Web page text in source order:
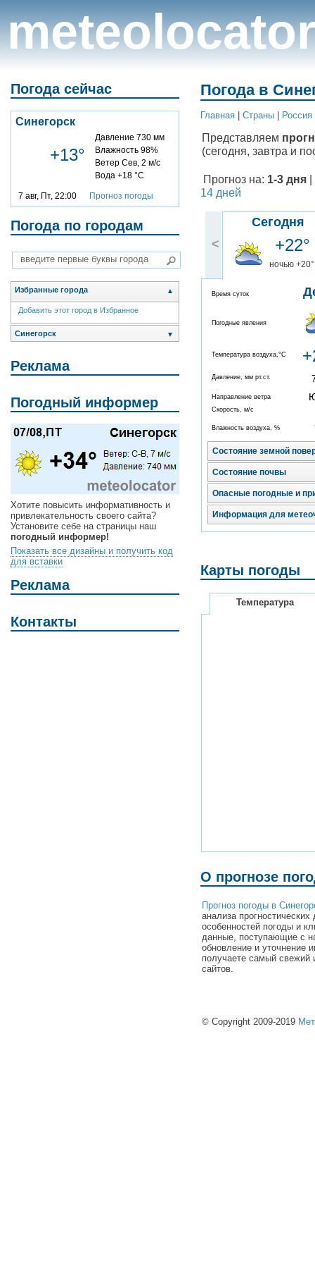
meteolocator
Погода сейчас
Синегорск
+13°
Давление 730 мм
Влажность 98%
Ветер Сев, 2 м/с
Вода +18 °C
7 авг, Пт, 22:00 Прогноз погоды
Погода по городам
Избранные города ▲
Добавить этот город в Избранное
Синегорск ▼
Реклама
Погодный информер
Хотите повысить информативность и
привлекательность своего сайта?
Установите себе на страницы наш
погодный информер!
Показать все дизайны и получить код
для вставки
Реклама
Контакты
Погода в
Главная Cтраны Россия
Представляем
(сегодня, завтра и
Прогноз на: 1-3 дня
14 дней
<
Сегодня
+22°
ночью +20°
Время суток
Погодные явления
Температура воздуха,°C
Давление, мм рт.ст.
Направление ветра
Скорость, м/с
Влажность воздуха, %
Состояние земной
Состояние почвы
Опасные погодные и
Информация для
Карты погоды
Температура
О прогнозе
Прогноз погоды в
анализа
особенностей погоды и
данные, поступающие с
обновление и уточнение
получаете самый свежий
сайтов.
© Copyright 2009-2019